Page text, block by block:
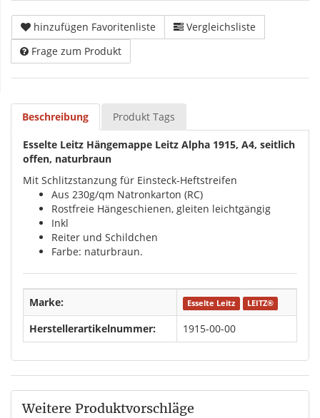
hinzufügen Favoritenliste
Vergleichsliste
Frage zum Produkt
Beschreibung Produkt Tags
Esselte Leitz Hängemappe Leitz Alpha 1915, A4, seitlich
offen, naturbraun
Mit Schlitzstanzung für Einsteck-Heftstreifen
Aus 230g/qm Natronkarton (RC)
Rostfreie Hängeschienen, gleiten leichtgängig
Inkl
Reiter und Schildchen
Farbe: naturbraun.
Marke: Esselte Leitz LEITZ®
Herstellerartikelnummer: 1915-00-00
Weitere Produktvorschläge